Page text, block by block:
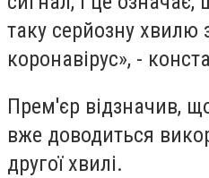
таку серйозну хвилю
коронавірус», -
Прем'єр відзначив,
вже доводиться
другої хвилі.